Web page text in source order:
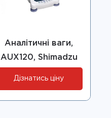
Аналітичні ваги,
AUX120, Shimadzu
Дізнатись ціну